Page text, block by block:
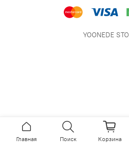
YOONEDE
Главная Поиск Корзина